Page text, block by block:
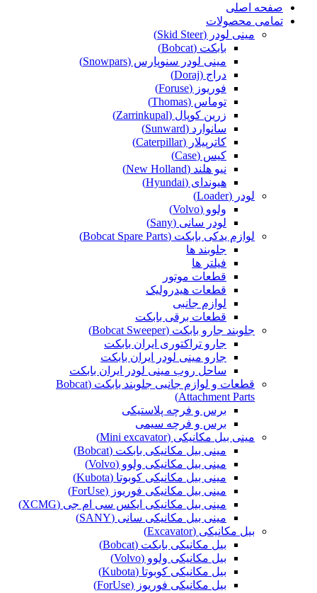
صفحه اصلی
تمامی محصولات
مینی لودر (Skid Steer)
بابکت (Bobcat)
مینی لودر سنوپارس (Snowpars)
دراج (Doraj)
فوریوز (Foruse)
توماس (Thomas)
زرین کوپال (Zarrinkupal)
سانوارد (Sunward)
کاترپیلار (Caterpillar)
کیس (Case)
نیو هلند (New Holland)
هیوندای (Hyundai)
لودر (Loader)
ولوو (Volvo)
لودر سانی (Sany)
لوازم یدکی بابکت (Bobcat Spare Parts)
جلوبند ها
فیلتر ها
قطعات موتور
قطعات هیدرولیک
لوازم جانبی
قطعات برقی بابکت
جلوبند جارو بابکت (Bobcat Sweeper)
جارو تراکتوری ایران بابکت
جارو مینی لودر ایران بابکت
ساحل روب مینی لودر ایران بابکت
قطعات و لوازم جانبی جلوبند بابکت (Bobcat
Attachment Parts)
برس و فرچه پلاستیکی
برس و فرچه سیمی
مینی بیل مکانیکی (Mini excavator)
مینی بیل مکانیکی بابکت (Bobcat)
مینی بیل مکانیکی ولوو (Volvo)
مینی بیل مکانیکی کوبوتا (Kubota)
مینی بیل مکانیکی فوریوز (ForUse)
مینی بیل مکانیکی ایکس سی ام جی (XCMG)
مینی بیل مکانیکی سانی (SANY)
بیل مکانیکی (Excavator)
بیل مکانیکی بابکت (Bobcat)
بیل مکانیکی ولوو (Volvo)
بیل مکانیکی کوبوتا (Kubota)
بیل مکانیکی فوریوز (ForUse)